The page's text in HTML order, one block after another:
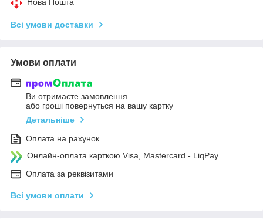
Всі умови доставки
Умови оплати
Ви отримаєте замовлення
або гроші повернуться на вашу картку
Детальніше
Оплата на рахунок
Онлайн-оплата карткою Visa, Mastercard - LiqPay
Оплата за реквізитами
Всі умови оплати